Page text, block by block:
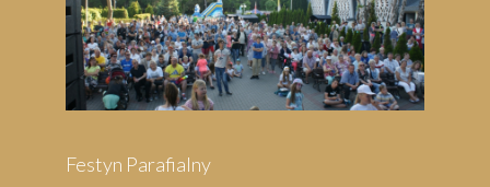
Festyn Parafialny